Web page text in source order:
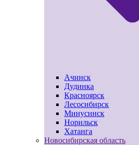
Ачинск
Дудинка
Красноярск
Лесосибирск
Минусинск
Норильск
Хатанга
Новосибирская область